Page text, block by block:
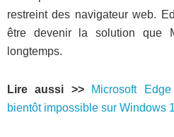
restreint des navigateur web.
être devenir la solution que
longtemps.
Lire aussi >>
Microsoft
bientôt impossible sur Windows